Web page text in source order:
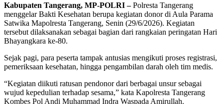
Kabupaten Tangerang, MP-POLRI –Polresta Tangerang
menggelar Bakti Kesehatan berupa kegiatan donor di Aula Parama
Satwika Mapolresta Tangerang, Senin (29/6/2026). Kegiatan
tersebut dilaksanakan sebagai bagian dari rangkaian peringatan Hari
Bhayangkara ke-80.
Sejak pagi, para peserta tampak antusias mengikuti proses registrasi,
pemeriksaan kesehatan, hingga pengambilan darah oleh tim medis.
“Kegiatan diikuti ratusan pendonor dari berbagai unsur sebagai
wujud kepedulian terhadap sesama,” kata Kapolresta Tangerang
Kombes Pol Andi Muhammad Indra Waspada Amirullah.